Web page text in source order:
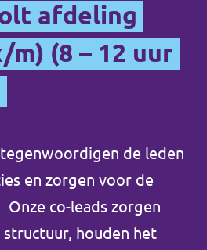
afdeling
(8 – 12 uur
de leden
en zorgen voor de
co-leads zorgen
houden het